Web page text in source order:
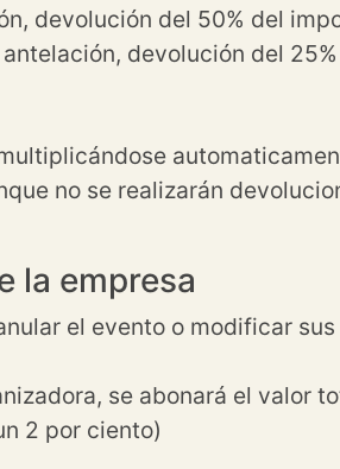
devolución del 50% del
devolución del
no se realizarán
la empresa
el evento o modificar
se abonará el valor
2 por ciento)